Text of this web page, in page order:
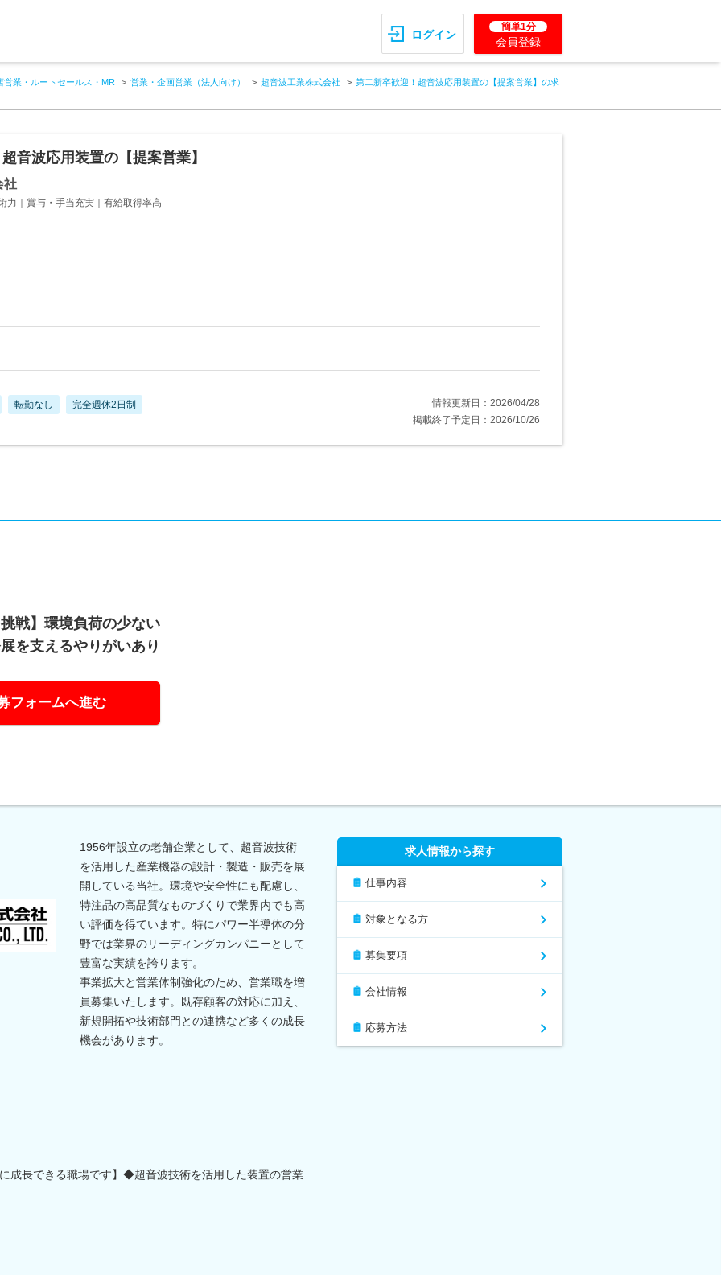
ログイン
簡単1分
会員登録
営業・ルートセールス・MR 営業・企画営業（法人向け） 超音波工業株式会社 第二新卒歓迎！超音波応用装置の【提案営業】の求
音波応用装置の【提案営業】
社
力｜賞与・手当充実｜有給取得率高
転勤なし 完全週休2日制
情報更新日：2026/04/28
掲載終了予定日：2026/10/26
戦】環境負荷の少ない
を支えるやりがいあり
フォームへ進む
1956年設立の老舗企業として、超音波技術
を活用した産業機器の設計・製造・販売を展
開している当社。環境や安全性にも配慮し、
特注品の高品質なものづくりで業界内でも高
い評価を得ています。特にパワー半導体の分
野では業界のリーディングカンパニーとして
豊富な実績を誇ります。
事業拡大と営業体制強化のため、営業職を増
員募集いたします。既存顧客の対応に加え、
新規開拓や技術部門との連携など多くの成長
機会があります。
成長できる職場です】◆超音波技術を活用した装置の営業
求人情報から探す
仕事内容
対象となる方
募集要項
会社情報
応募方法